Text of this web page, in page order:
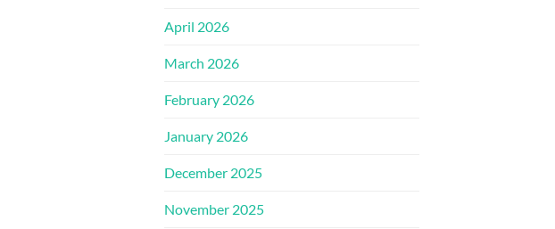
April 2026
March 2026
February 2026
January 2026
December 2025
November 2025